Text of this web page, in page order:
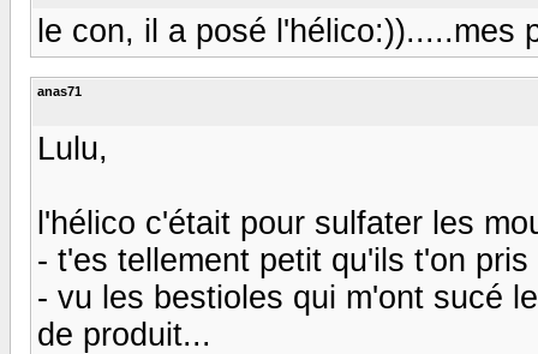
le con, il a posé
anas71
Lulu,
l'hélico c'était pour sulfater les
- t'es tellement petit qu'ils t'on
- vu les bestioles qui m'ont sucé
de produit...